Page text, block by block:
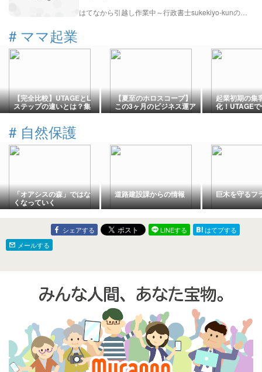
# ママ起業
【完全比較】UTAGEとL
ステップの違いとは？集
客を自動化する最強ツー
【夏至のホロスコープ】
この3ヶ月のビジネス運ア
ップ５STEP＆大切にして
起業初期の集
化！UTAGE
仕組みの作り
# 自然保護
「オアシスの森」ではな
くなっていく
道路建設課からの情報 巨木を守るフ
シェアする LINEする
はてブする
メールする